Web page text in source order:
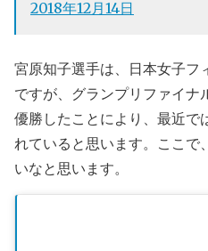
2018年12月14日
宮原知子選手は、日本女子フ
ですが、グランプリファイナ
優勝したことにより、最近で
れていると思います。ここで
いなと思います。